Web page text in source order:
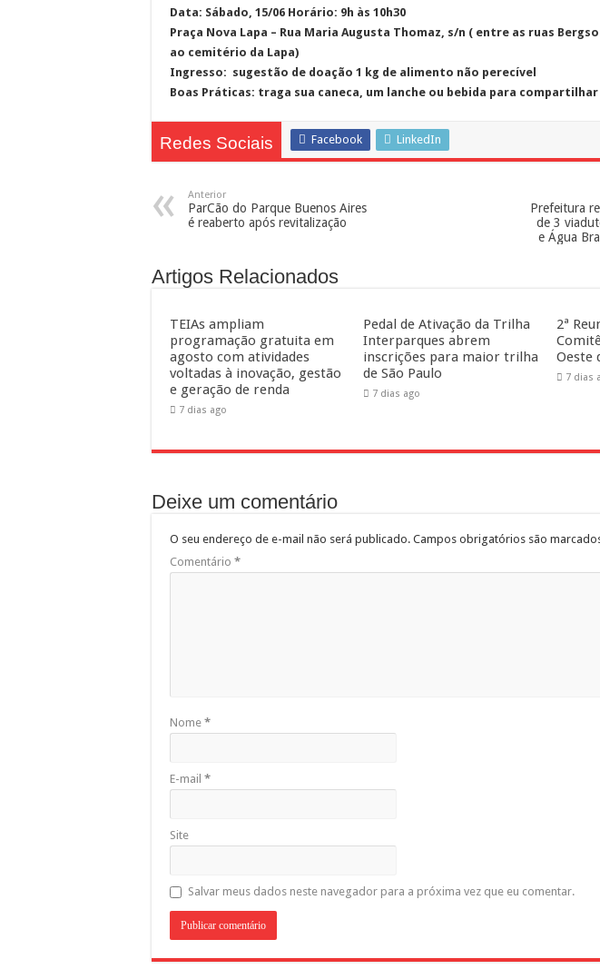
Data: Sábado, 15/06 Horário: 9h às 10h30
Praça Nova Lapa – Rua Maria Augusta Thomaz, s/n ( entre as ruas
ao cemitério da Lapa)
Ingresso: sugestão de doação 1 kg de alimento não perecível
Boas Práticas: traga sua caneca, um lanche ou bebida para compartilhar
Redes Sociais Facebook LinkedIn
Anterior
ParCão do Parque Buenos Aires
é reaberto após revitalização
Prefeitura
de 3
e Água
Artigos Relacionados
TEIAs ampliam
programação gratuita em
agosto com atividades
voltadas à inovação, gestão
e geração de renda
7 dias ago
Pedal de Ativação da Trilha
Interparques abrem
inscrições para maior trilha
de São Paulo
7 dias ago
2ª
Oeste
7 dias
Deixe um comentário
O seu endereço de e-mail não será publicado. Campos obrigatórios são
Comentário *
Nome *
E-mail *
Site
Salvar meus dados neste navegador para a próxima vez que eu comentar.